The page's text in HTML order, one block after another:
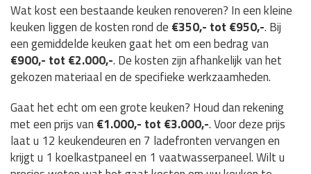
Wat kost een bestaande keuken renoveren? In een kleine
keuken liggen de kosten rond de €350,- tot €950,-. Bij
een gemiddelde keuken gaat het om een bedrag van
€900,- tot €2.000,-. De kosten zijn afhankelijk van het
gekozen materiaal en de specifieke werkzaamheden.
Gaat het echt om een grote keuken? Houd dan rekening
met een prijs van €1.000,- tot €3.000,-. Voor deze prijs
laat u 12 keukendeuren en 7 ladefronten vervangen en
krijgt u 1 koelkastpaneel en 1 vaatwasserpaneel. Wilt u